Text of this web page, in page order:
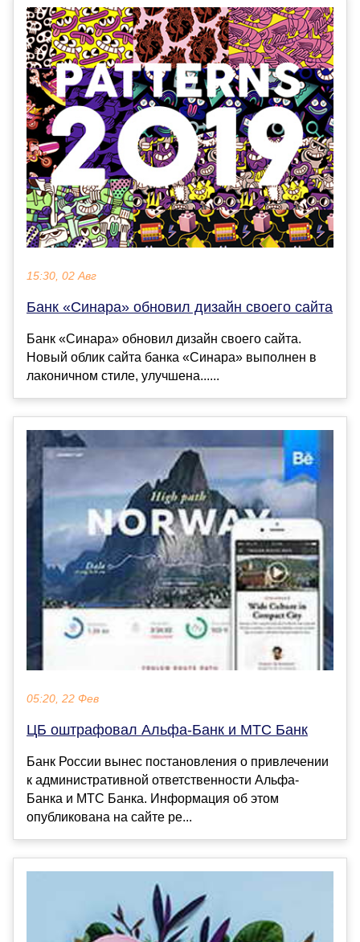
15:30, 02 Авг
Банк «Синара» обновил дизайн своего сайта
Банк «Синара» обновил дизайн своего сайта.
Новый облик сайта банка «Синара» выполнен в
лаконичном стиле, улучшена......
05:20, 22 Фев
ЦБ оштрафовал Альфа-Банк и МТС Банк
Банк России вынес постановления о привлечении
к административной ответственности Альфа-
Банка и МТС Банка. Информация об этом
опубликована на сайте ре...